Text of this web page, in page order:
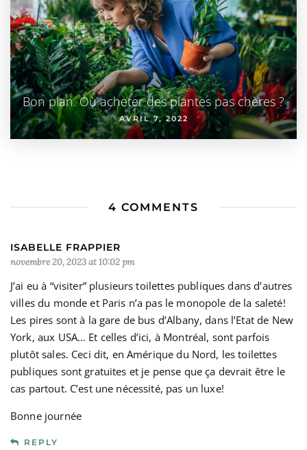
Bon plan. Où acheter des plantes pas chères ?
AVRIL 7, 2022
4 COMMENTS
ISABELLE FRAPPIER
novembre 20, 2023 at 10:02 pm
J’ai eu à “visiter” plusieurs toilettes publiques dans d’autres
villes du monde et Paris n’a pas le monopole de la saleté!
Les pires sont à la gare de bus d’Albany, dans l’Etat de New
York, aux USA… Et celles d’ici, à Montréal, sont parfois
plutôt sales. Ceci dit, en Amérique du Nord, les toilettes
publiques sont gratuites et je pense que ça devrait être le
cas partout. C’est une nécessité, pas un luxe!
Bonne journée
REPLY